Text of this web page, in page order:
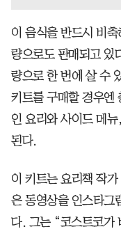
이 음식을 반드시 비
량으로도 판매되고 있
량으로 한 번에 살 수
키트를 구매할 경우엔
인 요리와 사이드 메
된다.
이 키트는 요리책 작
은 동영상을 인스타그
다. 그는 “코스트코가